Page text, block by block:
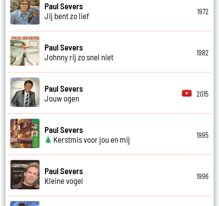
Paul Severs
Jij bent zo lief
1972
Paul Severs
Johnny rij zo snel niet
1982
Paul Severs
Jouw ogen
2015
Paul Severs
Kerstmis voor jou en mij
1995
Paul Severs
Kleine vogel
1996